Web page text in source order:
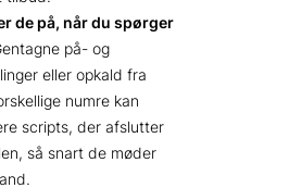
de på, når du spørger
på- og
eller opkald fra
numre kan
scripts, der afslutter
så snart de møder